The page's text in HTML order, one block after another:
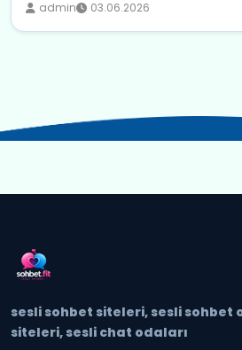
admin 03.06.2026
sesli sohbet siteleri, sesli sohbet
siteleri, sesli chat odaları